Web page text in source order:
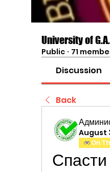
University of
Public · 71
Discussion
Back
August
On